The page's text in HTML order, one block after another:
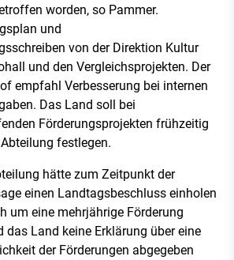
worden, so Pammer.
und
von der Direktion Kultur
und den Vergleichsprojekten. Der
empfahl Verbesserung bei internen
Das Land soll bei
Förderungsprojekten frühzeitig
festlegen.
hätte zum Zeitpunkt der
einen Landtagsbeschluss einholen
um eine mehrjährige Förderung
das Land keine Erklärung über eine
der Förderungen abgegeben